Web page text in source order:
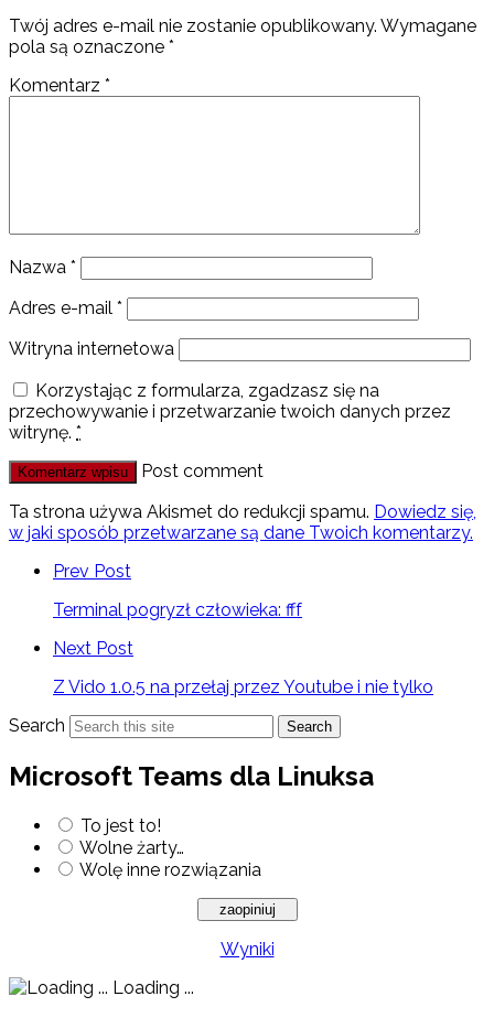
Twój adres e-mail nie zostanie opublikowany. Wymagane
pola są oznaczone *
Komentarz *
Nazwa *
Adres e-mail *
Witryna internetowa
Korzystając z formularza, zgadzasz się na
przechowywanie i przetwarzanie twoich danych przez
witrynę. *
Post comment
Ta strona używa Akismet do redukcji spamu. Dowiedz się,
w jaki sposób przetwarzane są dane Twoich komentarzy.
Prev Post
Terminal pogryzł człowieka: fff
Next Post
Z Vido 1.0.5 na przełaj przez Youtube i nie tylko
Search
Search
Microsoft Teams dla Linuksa
To jest to!
Wolne żarty…
Wolę inne rozwiązania
Wyniki
Loading ...